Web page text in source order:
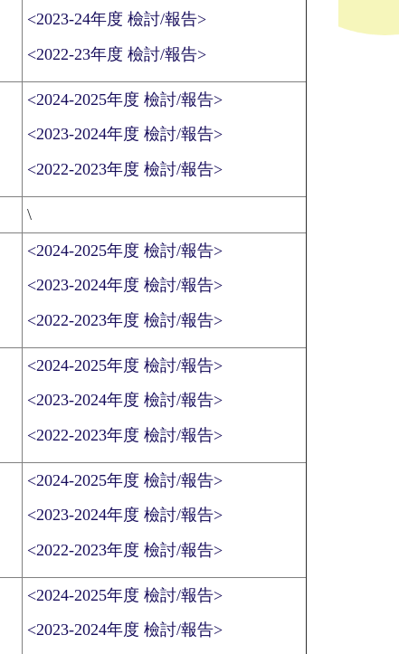
<2023-24年度 檢討/報告>
<2022-23年度 檢討/報告>
<2024-2025年度 檢討/報告>
<2023-2024年度 檢討/報告>
<2022-2023年度 檢討/報告>
\
<2024-2025年度 檢討/報告>
<2023-2024年度 檢討/報告>
<2022-2023年度 檢討/報告>
<2024-2025年度 檢討/報告>
<2023-2024年度 檢討/報告>
<2022-2023年度 檢討/報告>
<2024-2025年度 檢討/報告>
<2023-2024年度 檢討/報告>
<2022-2023年度 檢討/報告>
<2024-2025年度 檢討/報告>
<2023-2024年度 檢討/報告>